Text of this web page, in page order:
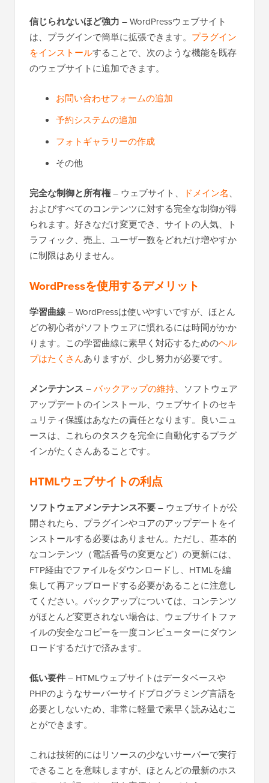
信じられないほど強力 – WordPressウェブサイト
は、プラグインで簡単に拡張できます。 プラグイン
をインストールすることで、次のような機能を既存
のウェブサイトに追加できます。
お問い合わせフォームの追加
予約システムの追加
フォトギャラリーの作成
その他
完全な制御と所有権– ウェブサイト、 ドメイン名、
およびすべてのコンテンツに対する完全な制御が得
られます。好きなだけ変更でき、サイトの人気、ト
ラフィック、売上、ユーザー数をどれだけ増やすか
に制限はありません。
WordPressを使用するデメリット
学習曲線– WordPressは使いやすいですが、ほとん
どの初心者がソフトウェアに慣れるには時間がかか
ります。この学習曲線に素早く対応するためのヘル
プはたくさんありますが、少し努力が必要です。
メンテナンス –バックアップの維持、ソフトウェア
アップデートのインストール、ウェブサイトのセキ
ュリティ保護はあなたの責任となります。良いニュ
ースは、これらのタスクを完全に自動化するプラグ
インがたくさんあることです。
HTMLウェブサイトの利点
ソフトウェアメンテナンス不要– ウェブサイトが公
開されたら、プラグインやコアのアップデートをイ
ンストールする必要はありません。ただし、基本的
なコンテンツ（電話番号の変更など）の更新には、
FTP経由でファイルをダウンロードし、HTMLを編
集して再アップロードする必要があることに注意し
てください。バックアップについては、コンテンツ
がほとんど変更されない場合は、ウェブサイトファ
イルの安全なコピーを一度コンピューターにダウン
ロードするだけで済みます。
低い要件– HTMLウェブサイトはデータベースや
PHPのようなサーバーサイドプログラミング言語を
必要としないため、非常に軽量で素早く読み込むこ
とができます。
これは技術的にはリソースの少ないサーバーで実行
できることを意味しますが、ほとんどの最新のホス